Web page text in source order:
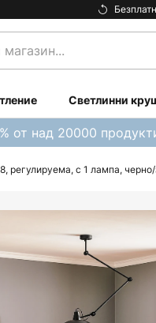
Светлинни
от над 20000
регулируема, с 1 лампа, черно/